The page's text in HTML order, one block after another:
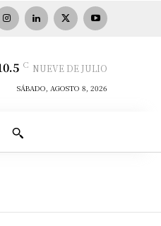
C NUEVE DE JULIO
SÁBADO, AGOSTO 8, 2026